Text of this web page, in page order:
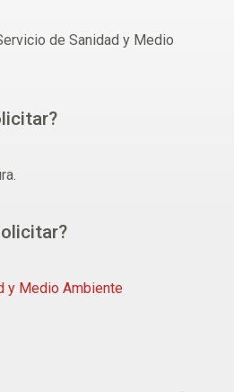
de Sanidad y Medio
y Medio Ambiente